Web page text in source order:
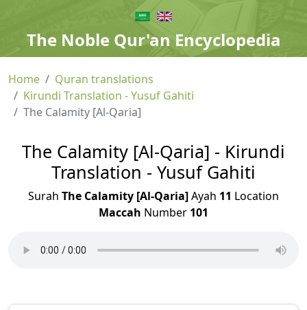
The Noble Qur'an Encyclopedia
Home
Quran translations
Kirundi Translation - Yusuf Gahiti
The Calamity [Al-Qaria]
The Calamity [Al-Qaria] - Kirundi
Translation - Yusuf Gahiti
Surah The Calamity [Al-Qaria]Ayah 11 Location
Maccah Number 101